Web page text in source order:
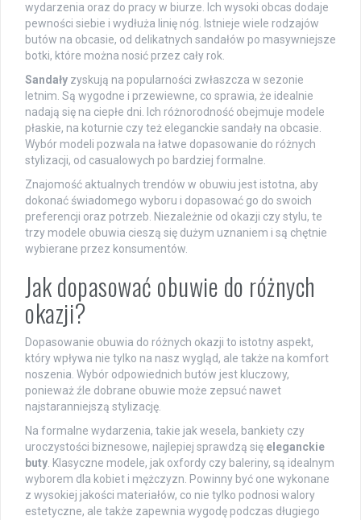
wydarzenia oraz do pracy w biurze. Ich wysoki obcas dodaje
pewności siebie i wydłuża linię nóg. Istnieje wiele rodzajów
butów na obcasie, od delikatnych sandałów po masywniejsze
botki, które można nosić przez cały rok.
Sandały zyskują na popularności zwłaszcza w sezonie
letnim. Są wygodne i przewiewne, co sprawia, że idealnie
nadają się na ciepłe dni. Ich różnorodność obejmuje modele
płaskie, na koturnie czy też eleganckie sandały na obcasie.
Wybór modeli pozwala na łatwe dopasowanie do różnych
stylizacji, od casualowych po bardziej formalne.
Znajomość aktualnych trendów w obuwiu jest istotna, aby
dokonać świadomego wyboru i dopasować go do swoich
preferencji oraz potrzeb. Niezależnie od okazji czy stylu, te
trzy modele obuwia cieszą się dużym uznaniem i są chętnie
wybierane przez konsumentów.
Jak dopasować obuwie do różnych
okazji?
Dopasowanie obuwia do różnych okazji to istotny aspekt,
który wpływa nie tylko na nasz wygląd, ale także na komfort
noszenia. Wybór odpowiednich butów jest kluczowy,
ponieważ źle dobrane obuwie może zepsuć nawet
najstaranniejszą stylizację.
Na formalne wydarzenia, takie jak wesela, bankiety czy
uroczystości biznesowe, najlepiej sprawdzą się eleganckie
buty. Klasyczne modele, jak oxfordy czy baleriny, są idealnym
wyborem dla kobiet i mężczyzn. Powinny być one wykonane
z wysokiej jakości materiałów, co nie tylko podnosi walory
estetyczne, ale także zapewnia wygodę podczas długiego